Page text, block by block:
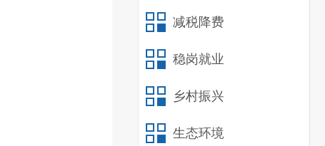
减税降费
稳岗就业
乡村振兴
生态环境